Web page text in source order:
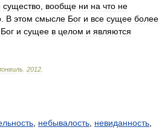
существо вообще ни на что не
В этом смысле Бог и все сущее более
Бог и сущее в целом и являются
2012
небывалость невиданность